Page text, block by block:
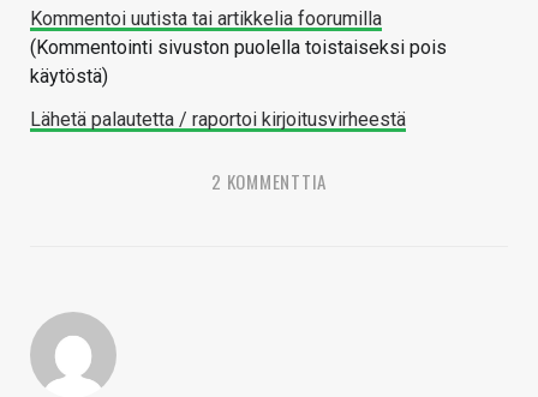
Kommentoi uutista tai artikkelia foorumilla
(Kommentointi sivuston puolella toistaiseksi pois
käytöstä)
Lähetä palautetta / raportoi kirjoitusvirheestä
2 KOMMENTTIA